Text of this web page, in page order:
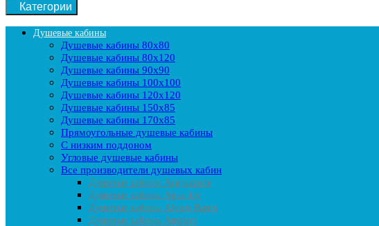
Категории
Душевые кабины
Душевые кабины 80x80
Душевые кабины 80x120
Душевые кабины 90х90
Душевые кабины 100x100
Душевые кабины 120x120
Душевые кабины 150x85
Душевые кабины 170x85
Прямоугольные душевые кабины
С низким поддоном
Угловые душевые кабины
Все производители душевых кабин
Душевые кабины Acguazzone
Душевые кабины Agua Joy
Душевые кабины Alvaro Banos
Душевые кабины Ammari